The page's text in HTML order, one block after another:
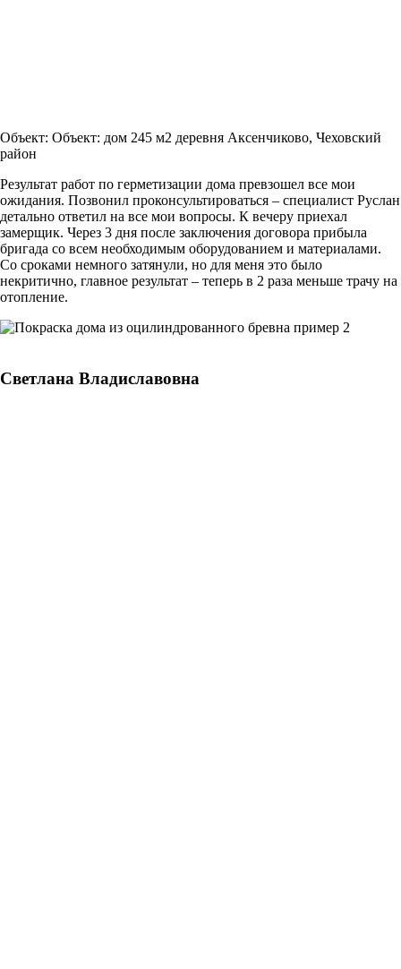
Объект: Объект: дом 245 м2 деревня Аксенчиково, Чеховский
район
Результат работ по герметизации дома превзошел все мои
ожидания. Позвонил проконсультироваться – специалист Руслан
детально ответил на все мои вопросы. К вечеру приехал
замерщик. Через 3 дня после заключения договора прибыла
бригада со всем необходимым оборудованием и материалами.
Со сроками немного затянули, но для меня это было
некритично, главное результат – теперь в 2 раза меньше трачу на
отопление.
Светлана Владиславовна